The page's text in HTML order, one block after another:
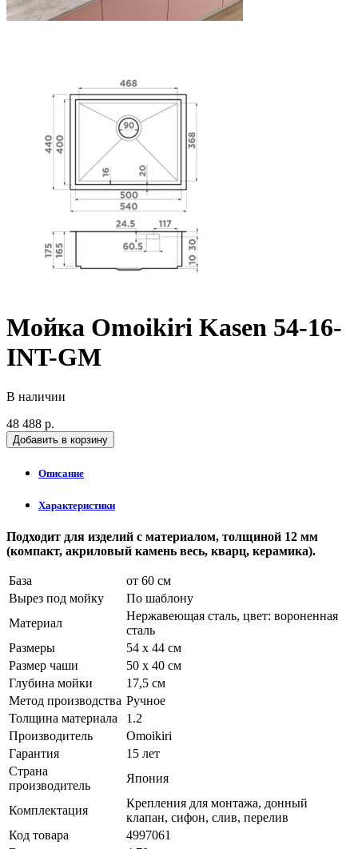
Мойка Omoikiri Kasen 54-16-
INT-GM
В наличии
48 488 р.
Добавить в корзину
Описание
Характеристики
Подходит для изделий с материалом, толщиной 12 мм
(компакт, акриловый камень весь, кварц, керамика).
База
от 60 см
Вырез под мойку
По шаблону
Материал
Нержавеющая сталь, цвет: вороненная
сталь
Размеры
54 x 44 см
Размер чаши
50 x 40 см
Глубина мойки
17,5 см
Метод производства Ручное
Толщина материала
1.2
Производитель
Omoikiri
Гарантия
15 лет
Страна
производитель
Япония
Комплектация
Крепления для монтажа, донный
клапан, сифон, слив, перелив
Код товара
4997061